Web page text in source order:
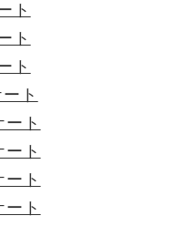
ト
ト
ト
ト
ト
ト
ト
ト